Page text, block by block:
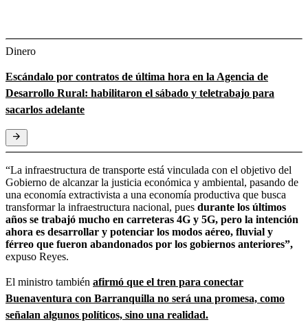
Dinero
Escándalo por contratos de última hora en la Agencia de
Desarrollo Rural: habilitaron el sábado y teletrabajo para
sacarlos adelante
“La infraestructura de transporte está vinculada con el objetivo del
Gobierno de alcanzar la justicia económica y ambiental, pasando de
una economía extractivista a una economía productiva que busca
transformar la infraestructura nacional, pues durante los últimos
años se trabajó mucho en carreteras 4G y 5G, pero la intención
ahora es desarrollar y potenciar los modos aéreo, fluvial y
férreo que fueron abandonados por los gobiernos anteriores”,
expuso Reyes.
El ministro también afirmó que el tren para conectar
Buenaventura con Barranquilla no será una promesa, como
señalan algunos políticos, sino una realidad.